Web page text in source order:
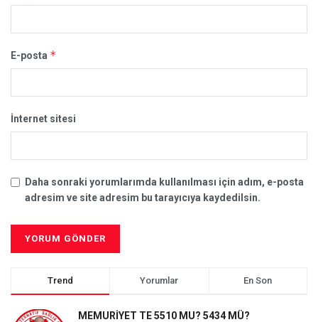
E-posta *
İnternet sitesi
Daha sonraki yorumlarımda kullanılması için adım, e-posta
adresim ve site adresim bu tarayıcıya kaydedilsin.
Trend Yorumlar En Son
MEMURİYET TE 5510 MU? 5434 MÜ?